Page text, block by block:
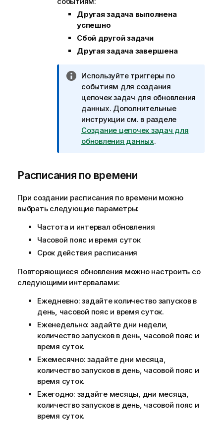
Другая задача выполнена
успешно
Сбой другой задачи
Другая задача завершена
П
р
и
м
е
ч
а
е
и
н
о
р
м
ц
и
Используйте триггеры по
событиям для создания
цепочек задач для обновления
данных. Дополнительные
инструкции см. в разделе
Создание цепочек задач для
обновления данных.
Расписания по времени
При создании расписания по времени можно
выбрать следующие параметры:
Частота и интервал обновления
Часовой пояс и время суток
Срок действия расписания
Повторяющиеся обновления можно настроить со
следующими интервалами:
Ежедневно: задайте количество запусков в
день, часовой пояс и время суток.
Еженедельно: задайте дни недели,
количество запусков в день, часовой пояс и
время суток.
Ежемесячно: задайте дни месяца,
количество запусков в день, часовой пояс и
время суток.
Ежегодно: задайте месяцы, дни месяца,
количество запусков в день, часовой пояс и
время суток.